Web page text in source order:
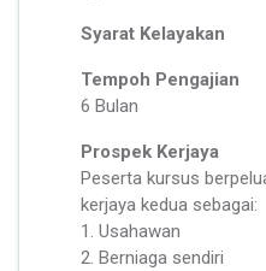
Syarat Kelayakan
Tempoh Pengajian
6 Bulan
Prospek Kerjaya
Peserta kursus
kerjaya kedua sebagai:
1. Usahawan
2. Berniaga sendiri